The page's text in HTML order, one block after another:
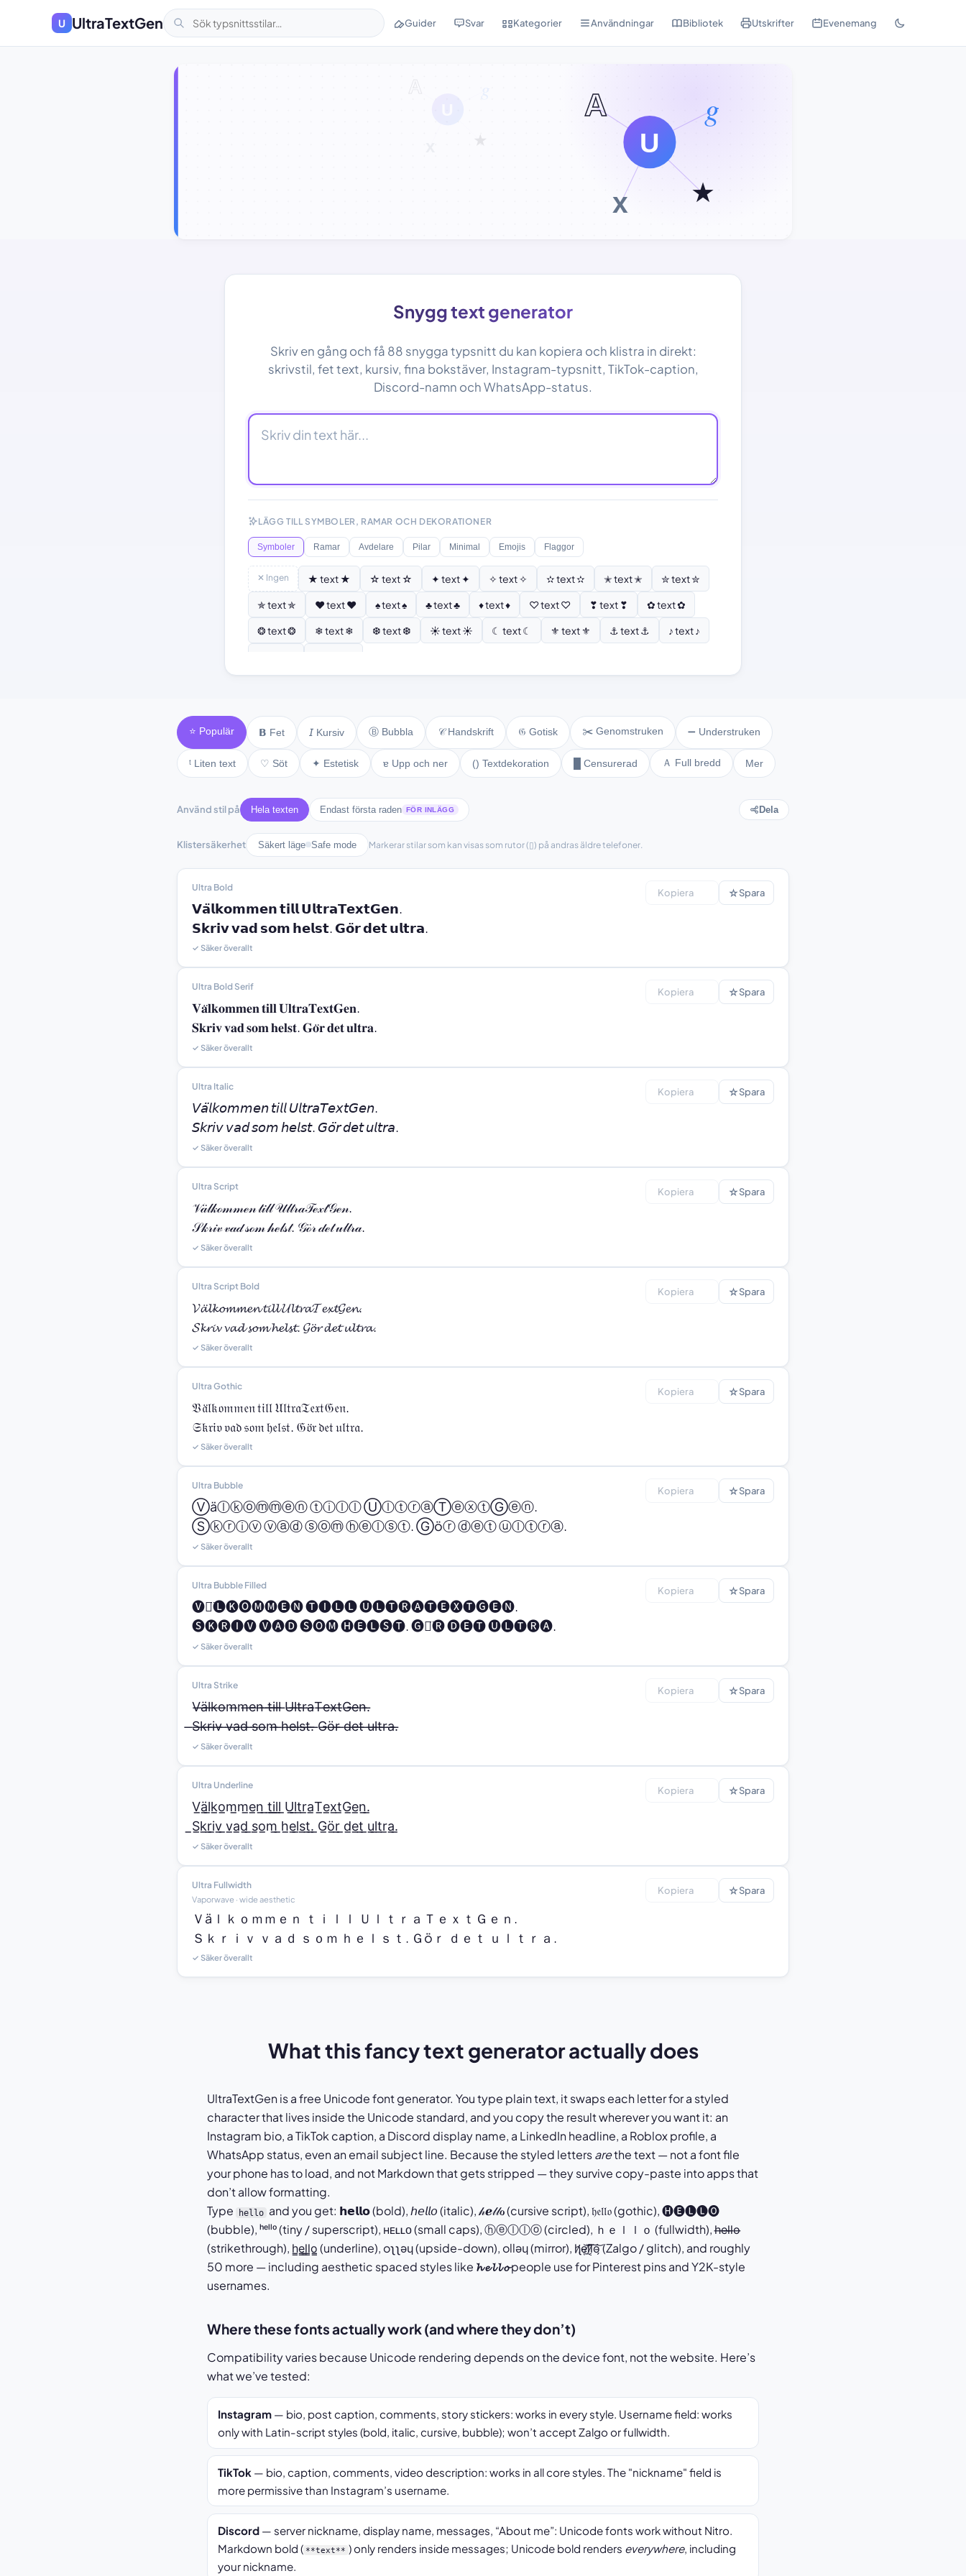
U UltraTextGen Guider Svar Kategorier Användningar Bibliotek Utskrifter Evenemang
Snygg text generator
Skriv en gång och få 88 snygga typsnitt du kan kopiera och klistra in direkt:
skrivstil, fet text, kursiv, fina bokstäver, Instagram-typsnitt, TikTok-caption,
Discord-namn och WhatsApp-status.
LÄGG TILL SYMBOLER, RAMAR OCH DEKORATIONER
Symboler Ramar Avdelare Pilar Minimal Emojis Flaggor
✕ Ingen ★ text ★ ☆ text ☆ ✦ text ✦ ✧ text ✧ ✫ text ✫ ✭ text ✭
✮ text ✮
✯ text ✯
♥ text ♥ ♠ text ♠ ♣ text ♣ ♦ text ♦ ♡ text ♡ ❣ text ❣
✿ text ✿
❂ text ❂
❄ text ❄ ❆ text ❆ ☀ text ☀ ☾ text ☾ ⚜ text ⚜ ⚓ text ⚓
♪ text ♪
⭐ Populär 𝗕 Fet 𝘐 Kursiv Ⓑ Bubbla 𝒞 Handskrift 𝔊 Gotisk ✂️ Genomstruken ➖ Understruken
ᵗ Liten text ♡ Söt ✦ Estetisk ɐ Upp och ner () Textdekoration █ Censurerad Ａ Full bredd Mer
Använd stil på Hela texten Endast första raden FÖR INLÄGG Dela
Klistersäkerhet Säkert läge Safe mode Markerar stilar som kan visas som rutor (▯) på andras äldre telefoner.
Ultra Bold
𝗩𝗮̈𝗹𝗸𝗼𝗺𝗺𝗲𝗻 𝘁𝗶𝗹𝗹 𝗨𝗹𝘁𝗿𝗮𝗧𝗲𝘅𝘁𝗚𝗲𝗻.
𝗦𝗸𝗿𝗶𝘃 𝘃𝗮𝗱 𝘀𝗼𝗺 𝗵𝗲𝗹𝘀𝘁. 𝗚𝗼̈𝗿 𝗱𝗲𝘁 𝘂𝗹𝘁𝗿𝗮.
✓ Säker överallt
Kopiera ☆Spara
Ultra Bold Serif
𝐕𝐚̈𝐥𝐤𝐨𝐦𝐦𝐞𝐧 𝐭𝐢𝐥𝐥 𝐔𝐥𝐭𝐫𝐚𝐓𝐞𝐱𝐭𝐆𝐞𝐧.
𝐒𝐤𝐫𝐢𝐯 𝐯𝐚𝐝 𝐬𝐨𝐦 𝐡𝐞𝐥𝐬𝐭. 𝐆𝐨̈𝐫 𝐝𝐞𝐭 𝐮𝐥𝐭𝐫𝐚.
✓ Säker överallt
Kopiera ☆Spara
Ultra Italic
𝘝𝘢̈𝘭𝘬𝘰𝘮𝘮𝘦𝘯 𝘵𝘪𝘭𝘭 𝘜𝘭𝘵𝘳𝘢𝘛𝘦𝘹𝘵𝘎𝘦𝘯.
𝘚𝘬𝘳𝘪𝘷 𝘷𝘢𝘥 𝘴𝘰𝘮 𝘩𝘦𝘭𝘴𝘵. 𝘎𝘰̈𝘳 𝘥𝘦𝘵 𝘶𝘭𝘵𝘳𝘢.
✓ Säker överallt
Kopiera ☆Spara
Ultra Script
𝒱𝒶̈𝓁𝓀ℴ𝓂𝓂ℯ𝓃 𝓉𝒾𝓁𝓁 𝒰𝓁𝓉𝓇𝒶𝒯ℯ𝓍𝓉𝒢ℯ𝓃.
𝒮𝓀𝓇𝒾𝓋 𝓋𝒶𝒹 𝓈ℴ𝓂 𝒽ℯ𝓁𝓈𝓉. 𝒢ℴ̈𝓇 𝒹ℯ𝓉 𝓊𝓁𝓉𝓇𝒶.
✓ Säker överallt
Kopiera ☆Spara
Ultra Script Bold
𝓥𝓪̈𝓵𝓴𝓸𝓶𝓶𝓮𝓷 𝓽𝓲𝓵𝓵 𝓤𝓵𝓽𝓻𝓪𝓣𝓮𝔁𝓽𝓖𝓮𝓷.
𝓢𝓴𝓻𝓲𝓿 𝓿𝓪𝓭 𝓼𝓸𝓶 𝓱𝓮𝓵𝓼𝓽. 𝓖𝓸̈𝓻 𝓭𝓮𝓽 𝓾𝓵𝓽𝓻𝓪.
✓ Säker överallt
Kopiera ☆Spara
Ultra Gothic
𝔙𝔞̈𝔩𝔨𝔬𝔪𝔪𝔢𝔫 𝔱𝔦𝔩𝔩 𝔘𝔩𝔱𝔯𝔞𝔗𝔢𝔵𝔱𝔊𝔢𝔫.
𝔖𝔨𝔯𝔦𝔳 𝔳𝔞𝔡 𝔰𝔬𝔪 𝔥𝔢𝔩𝔰𝔱. 𝔊𝔬̈𝔯 𝔡𝔢𝔱 𝔲𝔩𝔱𝔯𝔞.
✓ Säker överallt
Kopiera ☆Spara
Ultra Bubble
Ⓥäⓛⓚⓞⓜⓜⓔⓝ ⓣⓘⓛⓛ ⓊⓛⓣⓡⓐⓉⓔⓧⓣⒼⓔⓝ.
Ⓢⓚⓡⓘⓥ ⓥⓐⓓ ⓢⓞⓜ ⓗⓔⓛⓢⓣ. Ⓖöⓡ ⓓⓔⓣ ⓤⓛⓣⓡⓐ.
✓ Säker överallt
Kopiera ☆Spara
Ultra Bubble Filled
🅥🅐̈🅛🅚🅞🅜🅜🅔🅝 🅣🅘🅛🅛 🅤🅛🅣🅡🅐🅣🅔🅧🅣🅖🅔🅝.
🅢🅚🅡🅘🅥 🅥🅐🅓 🅢🅞🅜 🅗🅔🅛🅢🅣. 🅖🅞̈🅡 🅓🅔🅣 🅤🅛🅣🅡🅐.
✓ Säker överallt
Kopiera ☆Spara
Ultra Strike
V̶ä̶l̶k̶o̶m̶m̶e̶n̶ ̶t̶i̶l̶l̶ ̶U̶l̶t̶r̶a̶T̶e̶x̶t̶G̶e̶n̶.̶
̶S̶k̶r̶i̶v̶ ̶v̶a̶d̶ ̶s̶o̶m̶ ̶h̶e̶l̶s̶t̶.̶ ̶G̶ö̶r̶ ̶d̶e̶t̶ ̶u̶l̶t̶r̶a̶.̶
✓ Säker överallt
Kopiera ☆Spara
Ultra Underline
V̲ä̲l̲k̲o̲m̲m̲e̲n̲ ̲t̲i̲l̲l̲ ̲U̲l̲t̲r̲a̲T̲e̲x̲t̲G̲e̲n̲.̲
̲S̲k̲r̲i̲v̲ ̲v̲a̲d̲ ̲s̲o̲m̲ ̲h̲e̲l̲s̲t̲.̲ ̲G̲ö̲r̲ ̲d̲e̲t̲ ̲u̲l̲t̲r̲a̲.̲
✓ Säker överallt
Kopiera ☆Spara
Ultra Fullwidth
Vaporwave · wide aesthetic
Ｖäｌｋｏｍｍｅｎ ｔｉｌｌ ＵｌｔｒａＴｅｘｔＧｅｎ.
Ｓｋｒｉｖ ｖａｄ ｓｏｍ ｈｅｌｓｔ. Ｇöｒ ｄｅｔ ｕｌｔｒａ.
✓ Säker överallt
Kopiera ☆Spara
What this fancy text generator actually does
UltraTextGen is a free Unicode font generator. You type plain text, it swaps each letter for a styled
character that lives inside the Unicode standard, and you copy the result wherever you want it: an
Instagram bio, a TikTok caption, a Discord display name, a LinkedIn headline, a Roblox profile, a
WhatsApp status, even an email subject line. Because the styled lettersarethe text — not a font file
your phone has to load, and not Markdown that gets stripped — they survive copy-paste into apps that
don’t allow formatting.
Type
hello and you get: 𝗵𝗲𝗹𝗹𝗼 (bold), 𝘩𝘦𝘭𝘭𝘰 (italic), 𝒽ℯ𝓁𝓁ℴ (cursive script), 𝔥𝔢𝔩𝔩𝔬 (gothic), 🅗🅔🅛🅛🅞
(bubble), ʰᵉˡˡᵒ (tiny / superscript), ʜᴇʟʟᴏ (small caps), ⓗⓔⓛⓛⓞ (circled), ｈｅｌｌｏ (fullwidth), h̶e̶l̶l̶o̶
(strikethrough), h̳e̳l̳l̳o̳ (underline), oʅʅǝɥ (upside-down), ollǝɥ (mirror), h̷̢̛e̴̜͝l̸̼͝l̷͔͠o̵̗͝ (Zalgo / glitch), and roughly
50 more — including aesthetic spaced styles like 𝓱 𝓮 𝓵 𝓵 𝓸people use for Pinterest pins and Y2K-style
usernames.
Where these fonts actually work (and where they don’t)
Compatibility varies because Unicode rendering depends on the device font, not the website. Here’s
what we’ve tested:
Instagram— bio, post caption, comments, story stickers: works in every style. Username field: works
only with Latin-script styles (bold, italic, cursive, bubble); won’t accept Zalgo or fullwidth.
TikTok — bio, caption, comments, video description: works in all core styles. The "nickname" field is
more permissive than Instagram’s username.
Discord— server nickname, display name, messages, “About me”: Unicode fonts work without Nitro.
Markdown bold ( **text** ) only renders inside messages; Unicode bold renders everywhere, including
your nickname.